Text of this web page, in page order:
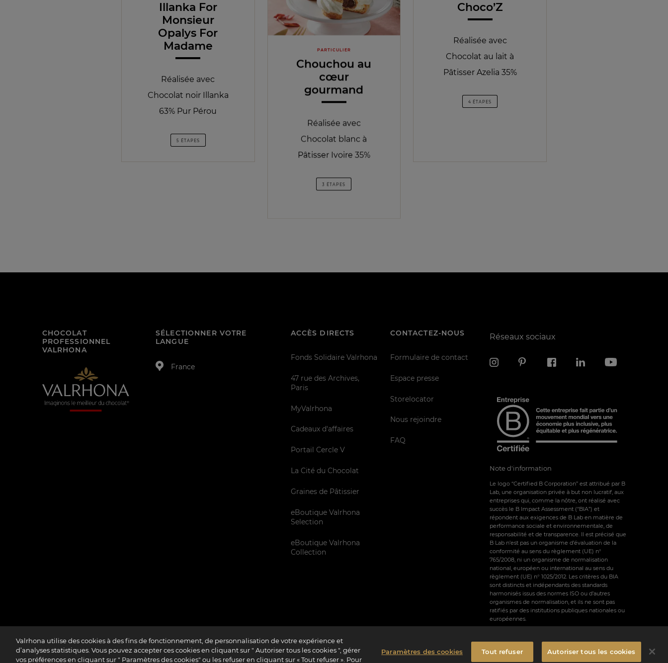
Illanka For
Monsieur
Opalys For
Madame
Réalisée avec
Chocolat noir Illanka
63% Pur Pérou
5 ÉTAPES
PARTICULIER
Chouchou au
cœur
gourmand
Réalisée avec
Chocolat blanc à
Pâtisser Ivoire 35%
3 ÉTAPES
Choco’Z
Réalisée avec
Chocolat au lait à
Pâtisser Azelia 35%
4 ÉTAPES
CHOCOLAT
PROFESSIONNEL
VALRHONA
SÉLECTIONNER VOTRE
LANGUE
France
ACCÈS DIRECTS
Fonds Solidaire Valrhona
47 rue des Archives,
Paris
MyValrhona
Cadeaux d'affaires
Portail Cercle V
La Cité du Chocolat
Graines de Pâtissier
eBoutique Valrhona
Selection
eBoutique Valrhona
Collection
CONTACTEZ-NOUS
Formulaire de contact
Espace presse
Storelocator
Nous rejoindre
FAQ
Réseaux sociaux
Note d'information
Le logo “Certified B Corporation” est attribué par B
Lab, une organisation privée à but non lucratif, aux
entreprises qui, comme la nôtre, ont réalisé avec
succès le B Impact Assessment (“BIA”) et
répondent aux exigences de B Lab en matière de
performance sociale et environnementale, de
responsabilité et de transparence. Il est précisé que
B Lab n’est pas un organisme d’évaluation de la
conformité au sens du règlement (UE) n°
765/2008, ni un organisme de normalisation
national, européen ou international au sens du
règlement (UE) n° 1025/2012. Les critères du BIA
sont distincts et indépendants des standards
harmonisés issus des normes ISO ou d’autres
organismes de normalisation, et ils ne sont pas
ratifiés par des institutions publiques nationales ou
européennes.
Accessibilité : partiellement conforme à 72% Informations Légales Politique Cookies Paramètres des Cookies Conditions générales
Valrhona utilise des cookies à des fins de fonctionnement, de personnalisation de votre expérience et
d’analyses statistiques. Vous pouvez accepter ces cookies en cliquant sur " Autoriser tous les cookies ", gérer
vos préférences en cliquant sur " Paramètres des cookies" ou les refuser en cliquant sur « Tout refuser ». Pour
Paramètres des cookies Tout refuser Autoriser tous les cookies